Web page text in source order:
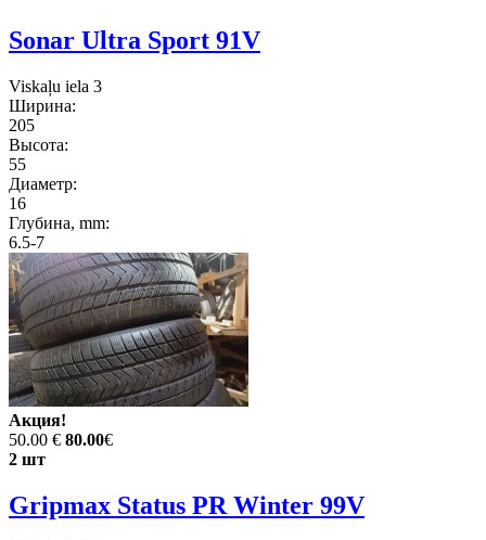
Sonar Ultra Sport 91V
Viskaļu iela 3
Ширина:
205
Высота:
55
Диаметр:
16
Глубина, mm:
6.5-7
Акция!
50.00 € 80.00€
2 шт
Gripmax Status PR Winter 99V